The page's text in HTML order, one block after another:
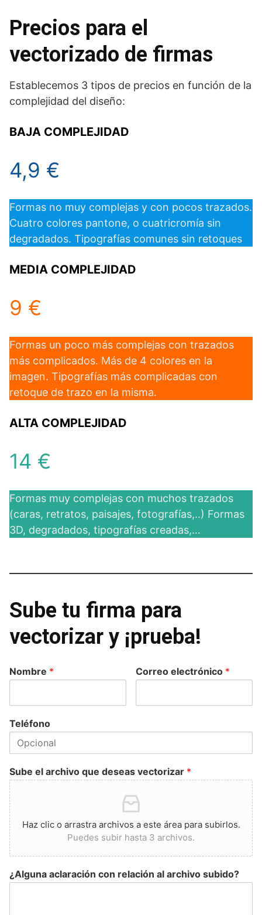
Precios para el
vectorizado de firmas
Establecemos 3 tipos de precios en función de la
complejidad del diseño:
BAJA COMPLEJIDAD
4,9 €
Formas no muy complejas y con pocos trazados.
Cuatro colores pantone, o cuatricromía sin
degradados. Tipografías comunes sin retoques
MEDIA COMPLEJIDAD
9 €
Formas un poco más complejas con trazados
más complicados. Más de 4 colores en la
imagen. Tipografías más complicadas con
retoque de trazo en la misma.
ALTA COMPLEJIDAD
14 €
Formas muy complejas con muchos trazados
(caras, retratos, paisajes, fotografías,..) Formas
3D, degradados, tipografías creadas,…
Sube tu firma para
vectorizar y ¡prueba!
Nombre * Correo electrónico *
Teléfono
Sube el archivo que deseas vectorizar *
Haz clic o arrastra archivos a este área para subirlos.
Puedes subir hasta 3 archivos.
¿Alguna aclaración con relación al archivo subido?